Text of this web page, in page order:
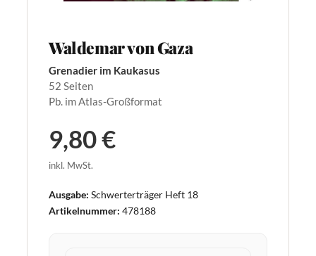
Waldemar von Gaza
Grenadier im Kaukasus
52 Seiten
Pb. im Atlas-Großformat
9,80 €
inkl. MwSt.
Ausgabe: Schwerterträger Heft 18
Artikelnummer: 478188